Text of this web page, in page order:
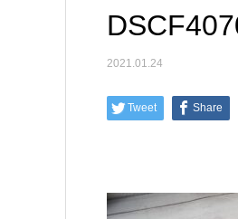
2021.01.24
Tweet Share